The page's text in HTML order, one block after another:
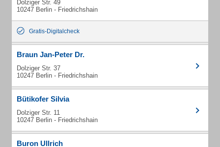
Dolziger Str. 49
10247 Berlin - Friedrichshain
Gratis-Digitalcheck
Braun Jan-Peter Dr.
Dolziger Str. 37
10247 Berlin - Friedrichshain
Bütikofer Silvia
Dolziger Str. 11
10247 Berlin - Friedrichshain
Buron Ullrich